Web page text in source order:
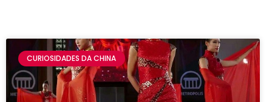
CURIOSIDADES DA CHINA